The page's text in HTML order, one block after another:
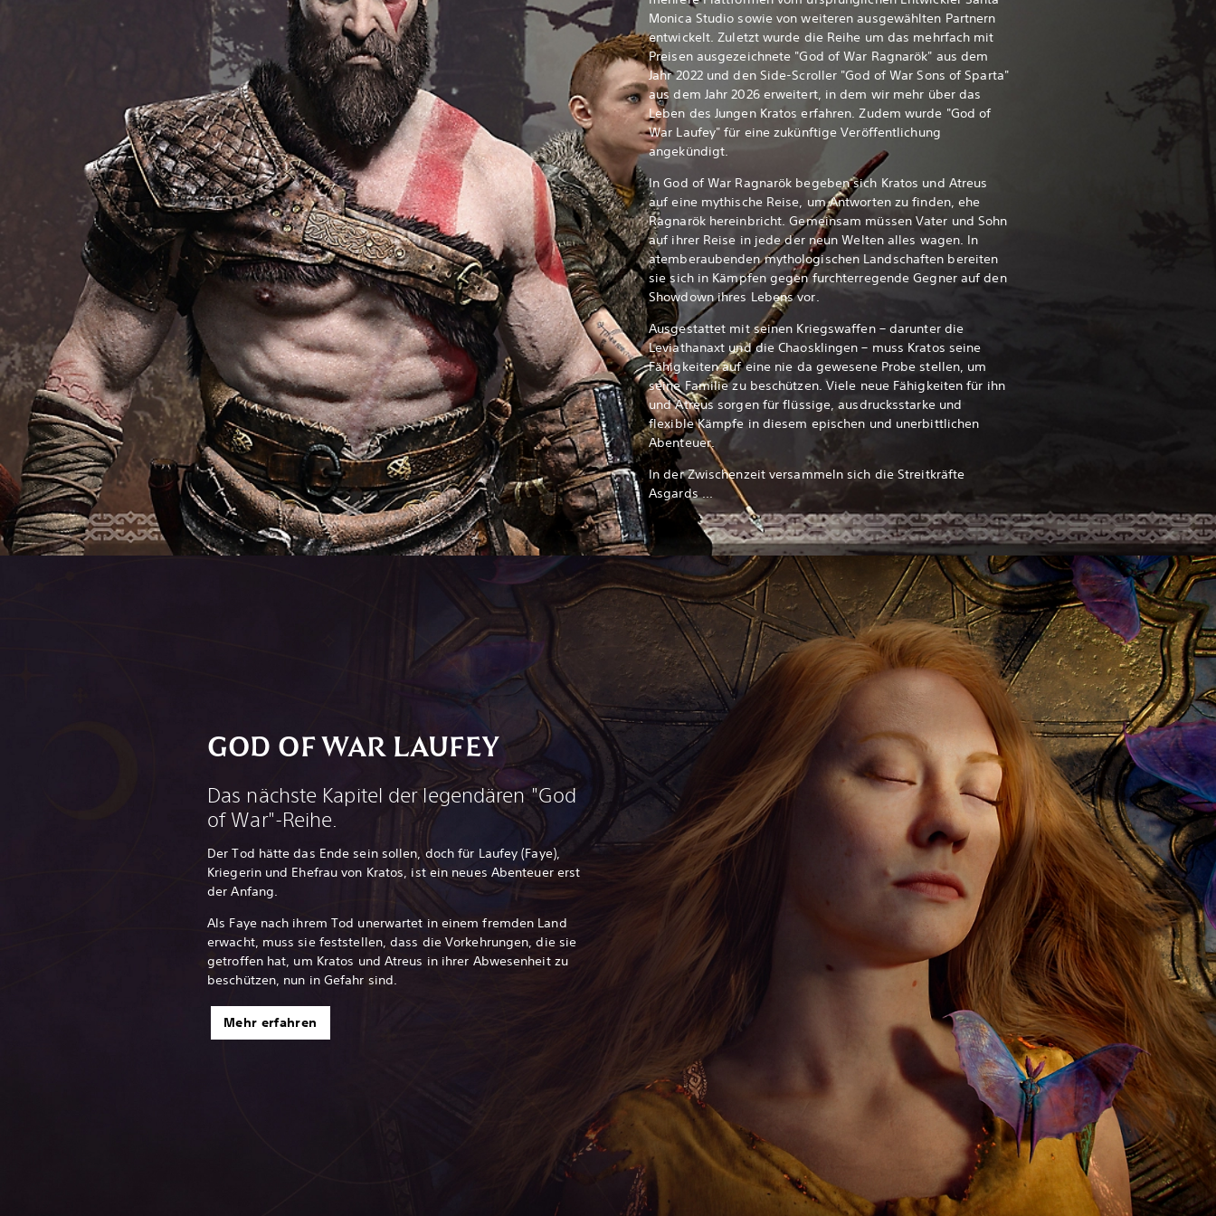
Monica Studio sowie von weiteren ausgewählten Partnern
entwickelt. Zuletzt wurde die Reihe um das mehrfach mit
Preisen ausgezeichnete "God of War Ragnarök" aus dem
Jahr 2022 und den Side-Scroller "God of War Sons of Sparta"
aus dem Jahr 2026 erweitert, in dem wir mehr über das
Leben des Jungen Kratos erfahren. Zudem wurde "God of
War Laufey" für eine zukünftige Veröffentlichung
angekündigt.
In God of War Ragnarök begeben sich Kratos und Atreus
auf eine mythische Reise, um Antworten zu finden, ehe
Ragnarök hereinbricht. Gemeinsam müssen Vater und Sohn
auf ihrer Reise in jede der neun Welten alles wagen. In
atemberaubenden mythologischen Landschaften bereiten
sie sich in Kämpfen gegen furchterregende Gegner auf den
Showdown ihres Lebens vor.
Ausgestattet mit seinen Kriegswaffen – darunter die
Leviathanaxt und die Chaosklingen – muss Kratos seine
Fähigkeiten auf eine nie da gewesene Probe stellen, um
seine Familie zu beschützen. Viele neue Fähigkeiten für ihn
und Atreus sorgen für flüssige, ausdrucksstarke und
flexible Kämpfe in diesem epischen und unerbittlichen
Abenteuer.
In der Zwischenzeit versammeln sich die Streitkräfte
Asgards ...
GOD OF WAR LAUFEY
Das nächste Kapitel der legendären "God
of War"-Reihe.
Der Tod hätte das Ende sein sollen, doch für Laufey (Faye),
Kriegerin und Ehefrau von Kratos, ist ein neues Abenteuer erst
der Anfang.
Als Faye nach ihrem Tod unerwartet in einem fremden Land
erwacht, muss sie feststellen, dass die Vorkehrungen, die sie
getroffen hat, um Kratos und Atreus in ihrer Abwesenheit zu
beschützen, nun in Gefahr sind.
Mehr erfahren